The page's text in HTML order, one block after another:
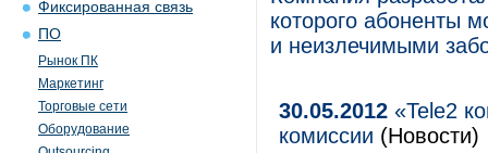
Фиксированная связь
ПО
Рынок ПК
Маркетинг
Торговые сети
Оборудование
которого абоненты
и неизлечимыми
30.05.2012 «Tele2
комиссии (Новости)